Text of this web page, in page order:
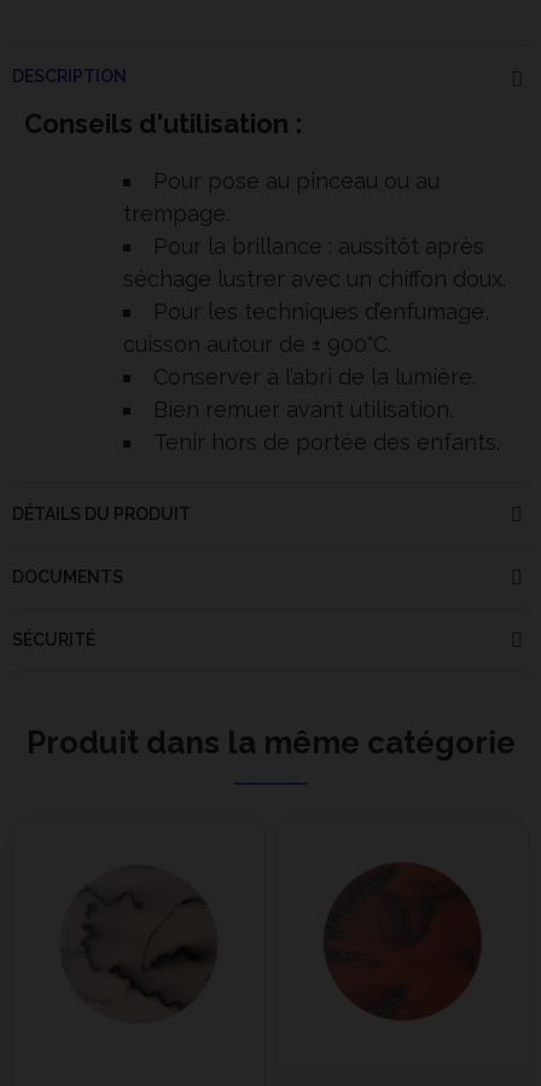
DESCRIPTION
Conseils d'utilisation :
Pour pose au pinceau ou au
trempage.
Pour la brillance : aussitôt après
séchage lustrer avec un chiffon doux.
Pour les techniques d’enfumage,
cuisson autour de ± 900°C.
Conserver à l’abri de la lumière.
Bien remuer avant utilisation.
Tenir hors de portée des enfants.
DÉTAILS DU PRODUIT
DOCUMENTS
SÉCURITÉ
Produit dans la même catégorie